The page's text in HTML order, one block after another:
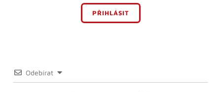
PŘIHLÁSIT
Odebírat